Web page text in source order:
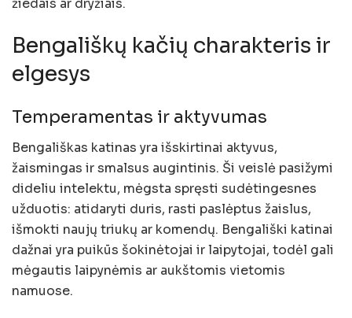
Bengališkų kačių charakteris ir
elgesys
Temperamentas ir aktyvumas
Bengališkas katinas yra išskirtinai aktyvus,
žaismingas ir smalsus augintinis. Ši veislė pasižymi
dideliu intelektu, mėgsta spręsti sudėtingesnes
užduotis: atidaryti duris, rasti paslėptus žaislus,
išmokti naujų triukų ar komendų. Bengališki katinai
dažnai yra puikūs šokinėtojai ir laipytojai, todėl gali
mėgautis laipynėmis ar aukštomis vietomis
namuose.